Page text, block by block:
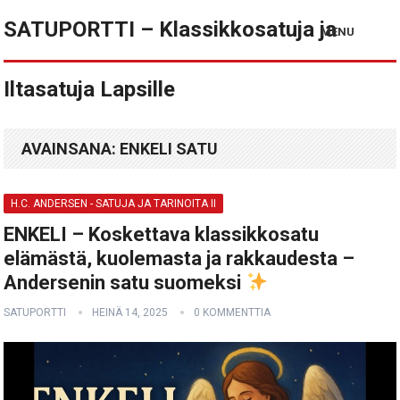
SATUPORTTI – Klassikkosatuja ja
Iltasatuja Lapsille
MENU
AVAINSANA: ENKELI SATU
H.C. ANDERSEN - SATUJA JA TARINOITA II
ENKELI – Koskettava klassikkosatu
elämästä, kuolemasta ja rakkaudesta –
Andersenin satu suomeksi
SATUPORTTI HEINÄ 14, 2025 0 KOMMENTTIA